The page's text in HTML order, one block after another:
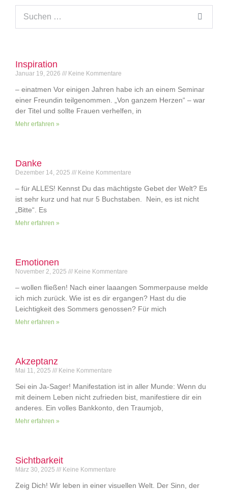
Inspiration
Januar 19, 2026 Keine Kommentare
– einatmen Vor einigen Jahren habe ich an einem Seminar
einer Freundin teilgenommen. „Von ganzem Herzen“ – war
der Titel und sollte Frauen verhelfen, in
Mehr erfahren »
Danke
Dezember 14, 2025 Keine Kommentare
– für ALLES! Kennst Du das mächtigste Gebet der Welt? Es
ist sehr kurz und hat nur 5 Buchstaben. Nein, es ist nicht
„Bitte“. Es
Mehr erfahren »
Emotionen
November 2, 2025 Keine Kommentare
– wollen fließen! Nach einer laaangen Sommerpause melde
ich mich zurück. Wie ist es dir ergangen? Hast du die
Leichtigkeit des Sommers genossen? Für mich
Mehr erfahren »
Akzeptanz
Mai 11, 2025 Keine Kommentare
Sei ein Ja-Sager! Manifestation ist in aller Munde: Wenn du
mit deinem Leben nicht zufrieden bist, manifestiere dir ein
anderes. Ein volles Bankkonto, den Traumjob,
Mehr erfahren »
Sichtbarkeit
März 30, 2025 Keine Kommentare
Zeig Dich! Wir leben in einer visuellen Welt. Der Sinn, der